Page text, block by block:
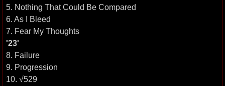
5. Nothing That Could Be Compared
6. As I Bleed
7. Fear My Thoughts
'23'
8. Failure
9. Progression
10. √529